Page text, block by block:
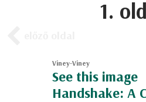
1.
Viney-Viney
See this image
Handshake: A